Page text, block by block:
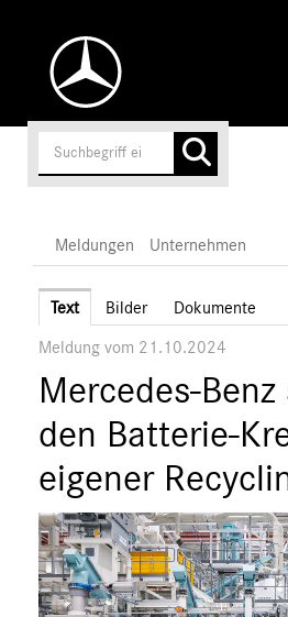
Unternehmen
Marken & Produkte
MEDIA
ÜBER UNS
ANSPRECHPARTNER
Meldungen Unternehmen
Text Bilder Dokumente
Meldung vom 21.10.2024
Mercedes-
den Batterie-
eigener